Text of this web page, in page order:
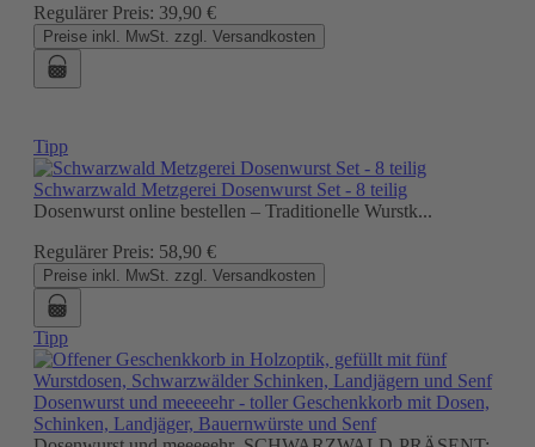
Regulärer Preis: 39,90 €
Preise inkl. MwSt. zzgl. Versandkosten
Tipp
Schwarzwald Metzgerei Dosenwurst Set - 8 teilig
Dosenwurst online bestellen – Traditionelle Wurstk...
Regulärer Preis: 58,90 €
Preise inkl. MwSt. zzgl. Versandkosten
Tipp
Dosenwurst und meeeeehr - toller Geschenkkorb mit Dosen,
Schinken, Landjäger, Bauernwürste und Senf